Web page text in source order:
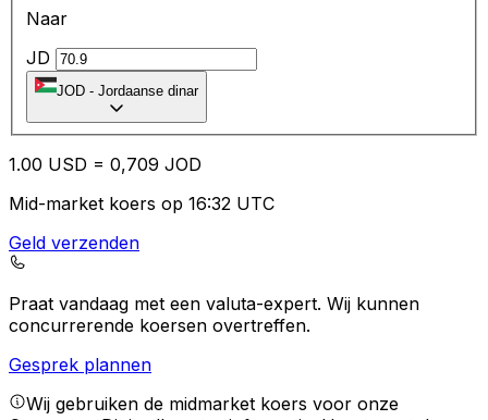
Naar
JD
JOD - Jordaanse dinar
1.00 USD = 0,709 JOD
Mid-market koers op 16:32 UTC
Geld verzenden
Praat vandaag met een valuta-expert. Wij kunnen
concurrerende koersen overtreffen.
Gesprek plannen
Wij gebruiken de midmarket koers voor onze